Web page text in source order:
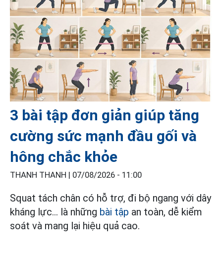
3 bài tập đơn giản giúp tăng
cường sức mạnh đầu gối và
hông chắc khỏe
THANH THANH | 07/08/2026 - 11:00
Squat tách chân có hỗ trợ, đi bộ ngang với dây
kháng lực... là những bài tập an toàn, dễ kiểm
soát và mang lại hiệu quả cao.